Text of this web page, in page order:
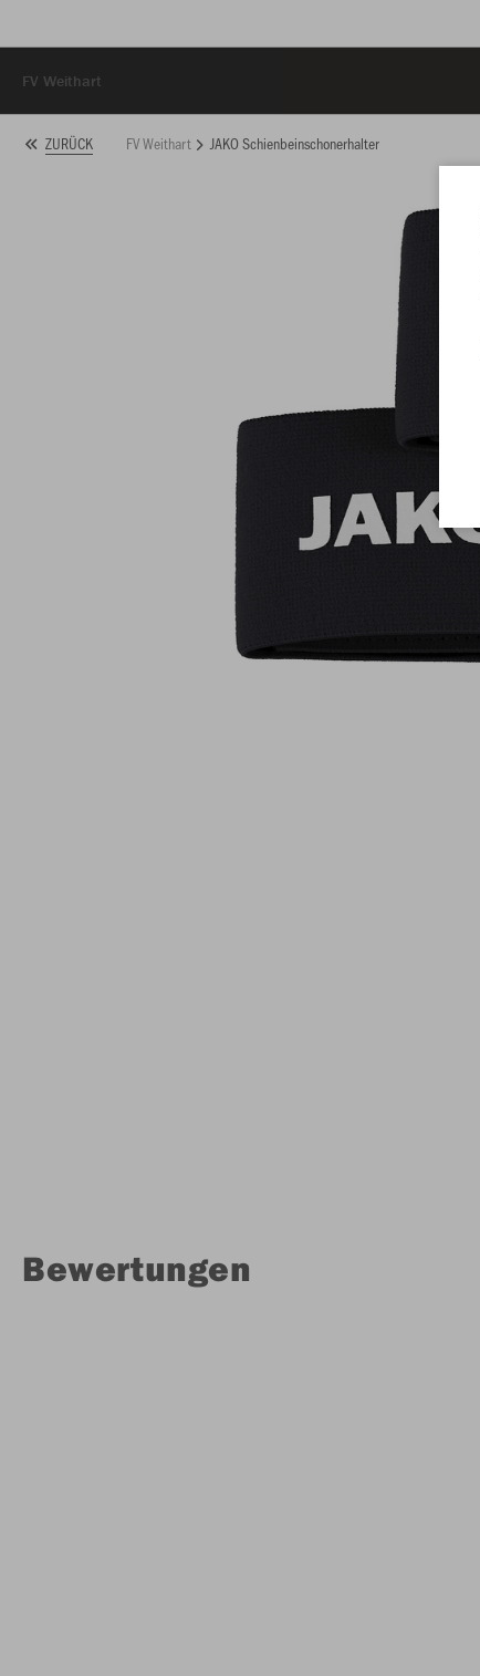
FV Weithart
ZURÜCK FV Weithart JAKO Schienbeinschonerhalter
Bewertungen